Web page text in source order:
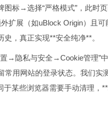
图标→选择“严格模式”，此时
扩展（如uBlock Origin）且
，真正实现**安全纯净**。
→隐私与安全→Cookie管理”
常用网站的登录状态。我们
某些浏览器需要手动清理，